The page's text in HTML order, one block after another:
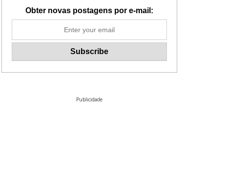
Obter novas postagens por e-mail:
Publicidade